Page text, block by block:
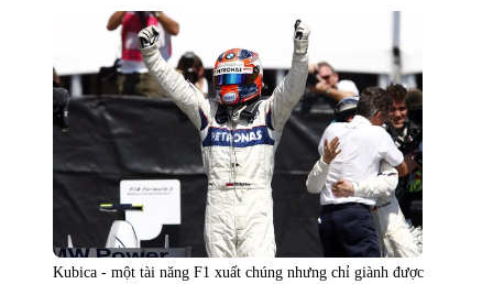
Kubica - một tài năng F1 xuất chúng nhưng chỉ giành được